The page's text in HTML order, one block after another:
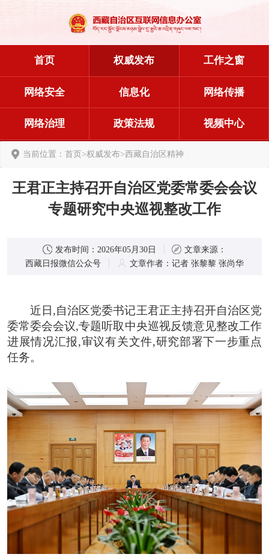
首页 权威发布 工作之窗
网络安全 信息化 网络传播
网络治理 政策法规 视频中心
当前位置： 首页>权威发布>西藏自治区精神
王君正主持召开自治区党委常委会会议
专题研究中央巡视整改工作
发布时间： 2026年05月30日
文章来源：
西藏日报微信公众号
文章作者： 记者 张黎黎 张尚华
近日,自治区党委书记王君正主持召开自治区党
委常委会会议,专题听取中央巡视反馈意见整改工作
进展情况汇报,审议有关文件,研究部署下一步重点
任务。